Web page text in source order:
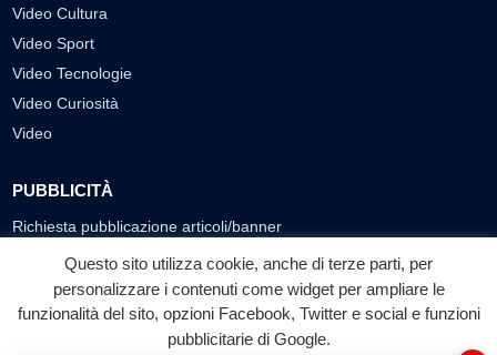
Video Cultura
Video Sport
Video Tecnologie
Video Curiosità
Video
PUBBLICITÀ
Richiesta pubblicazione articoli/banner
SEGUICI SUI SOCIAL
f
Facebook
◎ ▶
YouTube
Questo sito utilizza cookie, anche di terze parti, per
personalizzare i contenuti come widget per ampliare le
funzionalità del sito, opzioni Facebook, Twitter e social e funzioni
pubblicitarie di Google.